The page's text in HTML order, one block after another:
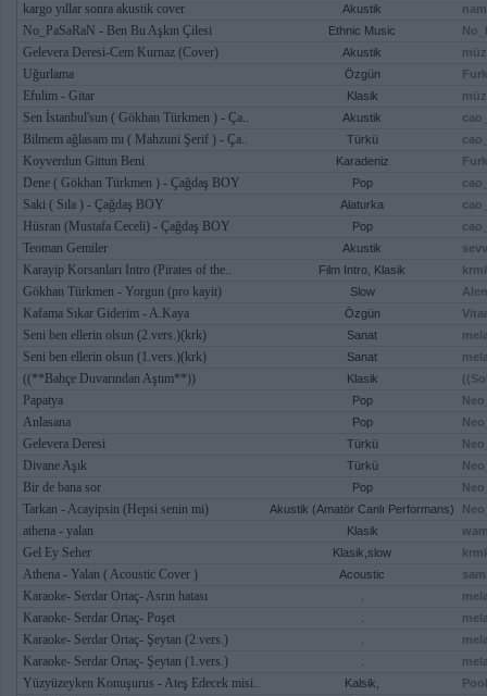
kargo yıllar sonra akustik cover Akustik
No_PaSaRaN - Ben Bu Aşkın Çilesi Ethnic Music
Gelevera Deresi-Cem Kurnaz (Cover) Akustik
Uğurlama Özgün
Efulim - Gitar Klasik
Sen İstanbul'sun ( Gökhan Türkmen ) - Ça.. Akustik
Bilmem ağlasam mı ( Mahzuni Şerif ) - Ça.. Türkü
Koyverdun Gittun Beni Karadeniz
Dene ( Gökhan Türkmen ) - Çağdaş BOY Pop
Saki ( Sıla ) - Çağdaş BOY Alaturka
Hüsran (Mustafa Ceceli) - Çağdaş BOY Pop
Teoman Gemiler Akustik
Karayip Korsanları Intro (Pirates of the.. Film Intro, Klasik
Gökhan Türkmen - Yorgun (pro kayit) Slow
Kafama Sıkar Giderim - A.Kaya Özgün
Seni ben ellerin olsun (2.vers.)(krk) Sanat
Seni ben ellerin olsun (1.vers.)(krk) Sanat
((**Bahçe Duvarından Aştım**)) Klasik
Papatya Pop
Anlasana Pop
Gelevera Deresi Türkü
Divane Aşık Türkü
Bir de bana sor Pop
Tarkan - Acayipsin (Hepsi senin mi) Akustik (Amatör Canlı Performans)
athena - yalan Klasik
Gel Ey Seher Klasik,slow
Athena - Yalan ( Acoustic Cover ) Acoustic
Karaoke- Serdar Ortaç- Asrın hatası
Karaoke- Serdar Ortaç- Poşet
Karaoke- Serdar Ortaç- Şeytan (2.vers.)
Karaoke- Serdar Ortaç- Şeytan (1.vers.)
Yüzyüzeyken Konuşurus - Ateş Edecek misi.. Kalsik,